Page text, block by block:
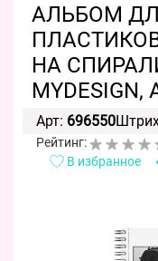
АЛЬБОМ
НА СПИРАЛИ
Арт: 696550
Рейтинг:
В избранное